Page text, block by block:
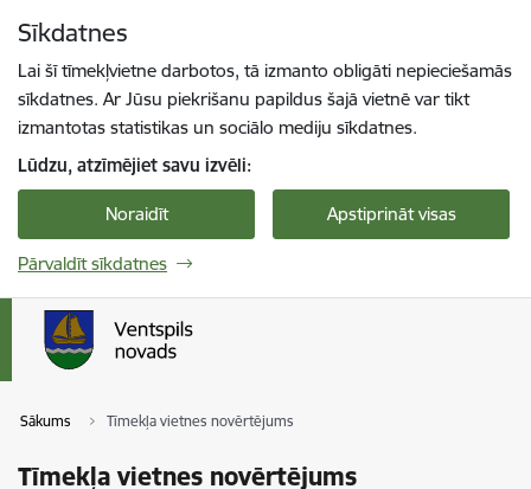
Sīkdatnes
Lai šī tīmekļvietne darbotos, tā izmanto obligāti nepieciešamās
sīkdatnes. Ar Jūsu piekrišanu papildus šajā vietnē var tikt
izmantotas statistikas un sociālo mediju sīkdatnes.
Lūdzu, atzīmējiet savu izvēli:
Noraidīt Apstiprināt visas
Pārvaldīt sīkdatnes
Sākums Tīmekļa vietnes novērtējums
Tīmekļa vietnes novērtējums